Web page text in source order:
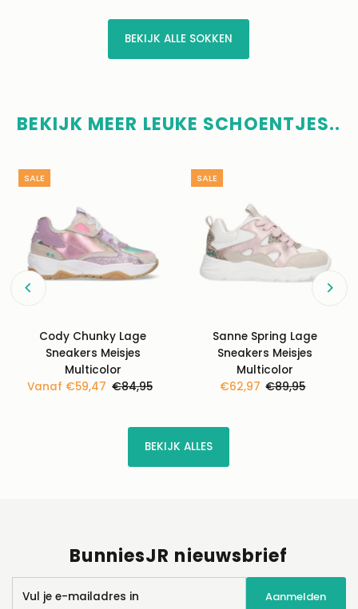
BEKIJK ALLE SOKKEN
BEKIJK MEER LEUKE SCHOENTJES..
SALE
Cody Chunky Lage
Sneakers Meisjes
Multicolor
Kortingsprijs
Vanaf €59,47 Normale
€84,95
SALE
Sanne Spring Lage
Sneakers Meisjes
Multicolor
Kortingsprijs
€62,97 Normale
€89,95
BEKIJK ALLES
BunniesJR nieuwsbrief
Aanmelden